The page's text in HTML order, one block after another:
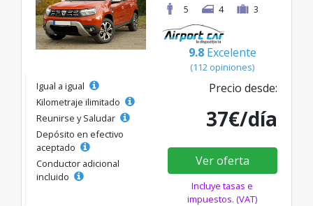
5
4 3
9.8 Excelente
(112 opiniones)
Igual a igual
Kilometraje ilimitado
Reunirse y Saludar
Depósito en efectivo
aceptado
Conductor adicional
incluido
Precio desde:
37€/día
Ver oferta
Incluye tasas e
impuestos. (VAT)